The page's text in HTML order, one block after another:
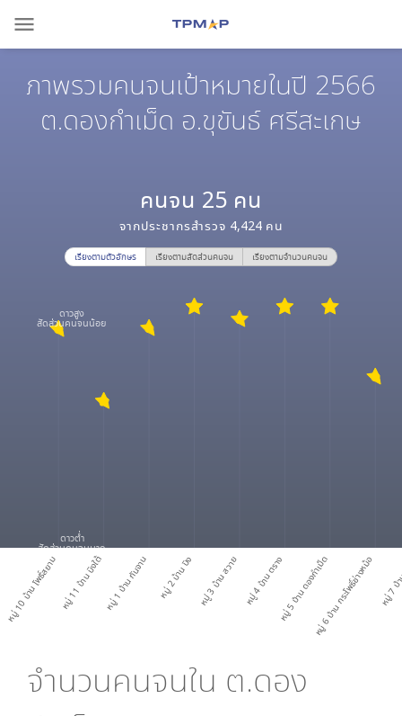
menu
ภาพรวมคนจนเป้าหมายในปี 2566
ต.ดองกำเม็ด อ.ขุขันธ์ ศรีสะเกษ
คนจน 25 คน
จากประชากรสำรวจ 4,424 คน
เรียงตามตัวอักษร เรียงตามสัดส่วนคนจน เรียงตามจำนวนคนจน
หมู่ 10 บ้าน โพธิ์สยาม หมู่ 11 บ้าน บิงใต้หมู่ 1 บ้าน กันจาน หมู่ 2 บ้าน บิง หมู่ 3 บ้าน สวาย หมู่ 4 บ้าน ตรางหมู่ 5 บ้าน ดองกำเม็ดหมู่ 6 บ้าน กระโพธิ์ช่างหม้อ หมู่
ดาวสูง
สัดส่วนคนจนน้อย
ดาวต่ำ
สัดส่วนคนจนมาก
จำนวนคนจนใน ต.ดอง